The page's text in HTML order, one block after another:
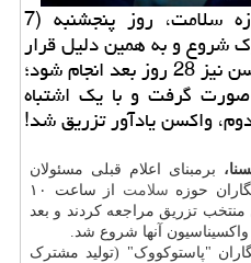
واکسیناسیون خبرنگاران حوزه سلامت، روز پنجشنبه (7
شروع و به همین دلیل قرار
شد تا تزریق دُز دوم این واکسن نیز 28 روز بعد انجام شود؛
صورت گرفت و با یک اشتباه
واکسن یادآور تزریق شد!
برمبنای اعلام قبلی مسئولان
حوزه سلامت
از ساعت ۱۰
تزریق مراجعه کردند و بعد
آنها شروع شد.
"پاستوکووک" (تولید مشترک